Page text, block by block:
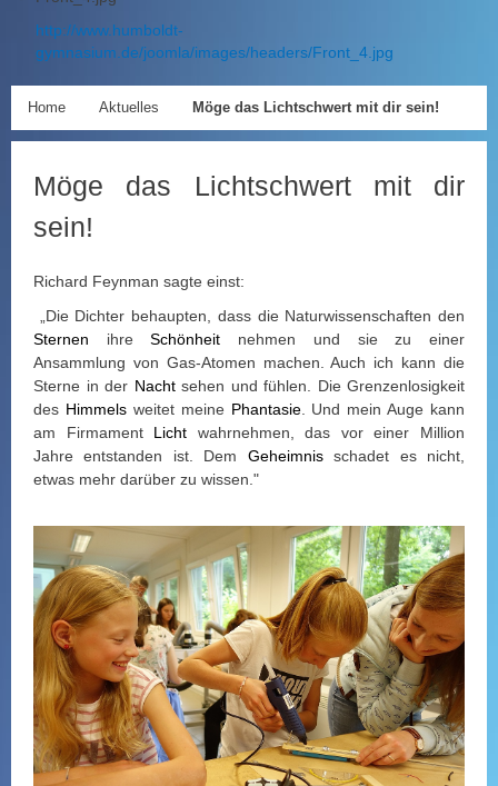
http://www.humboldt-
gymnasium.de/joomla/images/headers/Front_4.jpg
Home Aktuelles Möge das Lichtschwert mit dir sein!
Möge das Lichtschwert mit dir
sein!
Richard Feynman sagte einst:
„Die Dichter behaupten, dass die Naturwissenschaften den
Sternen ihreSchönheit nehmen und sie zu einer
Ansammlung von Gas-Atomen machen. Auch ich kann die
Sterne in der Nachtsehen und fühlen. Die Grenzenlosigkeit
des Himmelsweitet meine Phantasie. Und mein Auge kann
am Firmament Licht wahrnehmen, das vor einer Million
Jahre entstanden ist. Dem Geheimnisschadet es nicht,
etwas mehr darüber zu wissen."